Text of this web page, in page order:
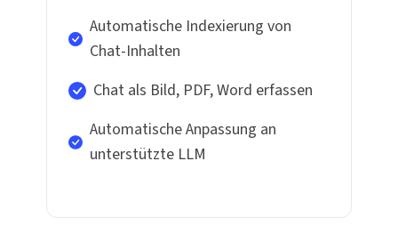
Automatische Indexierung von
Chat-Inhalten
Chat als Bild, PDF, Word erfassen
Automatische Anpassung an
unterstützte LLM